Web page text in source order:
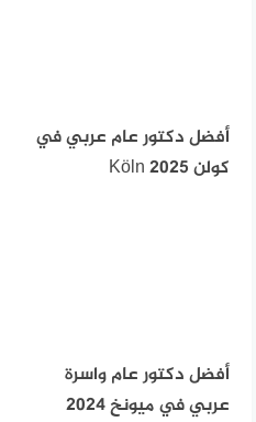
أفضل دكتور عام عربي في
كولن Köln 2025
أفضل دكتور عام واسرة
عربي في ميونخ 2024